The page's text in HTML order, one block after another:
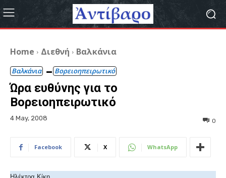
Home Διεθνή Βαλκάνια
Βαλκάνια Βορειοηπειρωτικό
Ώρα ευθύνης για το
Βορειοηπειρωτικό
4 May, 2008 0
Facebook X WhatsApp